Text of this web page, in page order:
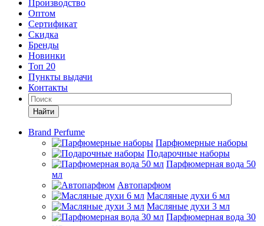
Производство
Оптом
Сертификат
Скидка
Бренды
Новинки
Топ 20
Пункты выдачи
Контакты
Найти
Brand Perfume
Парфюмерные наборы
Подарочные наборы
Парфюмерная вода 50
мл
Автопарфюм
Масляные духи 6 мл
Масляные духи 3 мл
Парфюмерная вода 30